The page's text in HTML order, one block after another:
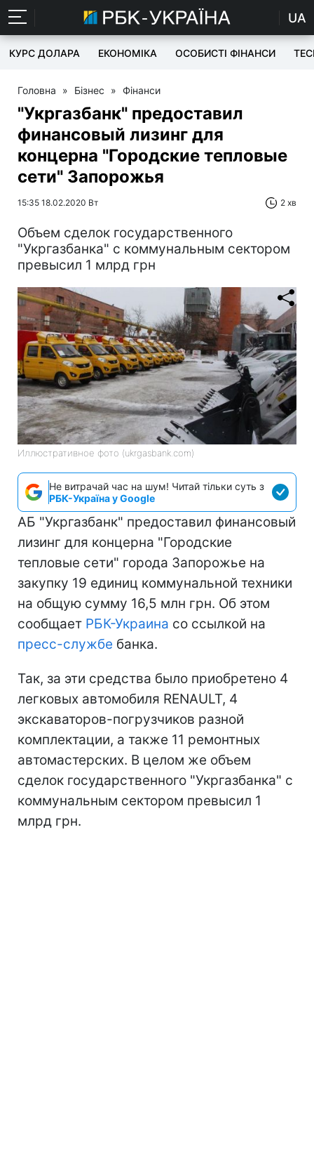
UA
КУРС ДОЛАРА ЕКОНОМІКА ОСОБИСТІ ФІНАНСИ
Головна » Бізнес » Фінанси
"Укргазбанк" предоставил
финансовый лизинг для
концерна "Городские тепловые
сети" Запорожья
15:35 18.02.2020 Вт 2 хв
Объем сделок государственного
"Укргазбанка" с коммунальным сектором
превысил 1 млрд грн
Иллюстративное фото (ukrgasbank.com)
Не витрачай час на шум! Читай тільки суть з
РБК-Україна у Google
АБ "Укргазбанк" предоставил финансовый
лизинг для концерна "Городские
тепловые сети" города Запорожье на
закупку 19 единиц коммунальной техники
на общую сумму 16,5 млн грн. Об этом
сообщает РБК-Украина со ссылкой на
пресс-службе банка.
Так, за эти средства было приобретено 4
легковых автомобиля RENAULT, 4
экскаваторов-погрузчиков разной
комплектации, а также 11 ремонтных
автомастерских. В целом же объем
сделок государственного "Укргазбанка" с
коммунальным сектором превысил 1
млрд грн.